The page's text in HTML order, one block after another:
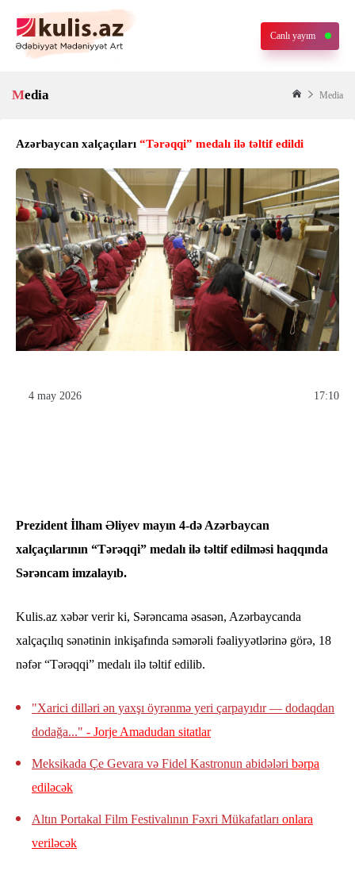
Canlı yayım
Media Media
Azərbaycan xalçaçıları “Tərəqqi” medalı ilə təltif edildi
4 may 2026 17:10
Prezident İlham Əliyev mayın 4-də Azərbaycan
xalçaçılarının “Tərəqqi” medalı ilə təltif edilməsi haqqında
Sərəncam imzalayıb.
Kulis.az xəbər verir ki, Sərəncama əsasən, Azərbaycanda
xalçaçılıq sənətinin inkişafında səmərəli fəaliyyətlərinə görə, 18
nəfər “Tərəqqi” medalı ilə təltif edilib.
"Xarici dilləri ən yaxşı öyrənmə yeri çarpayıdır — dodaqdan
dodağa..." - Jorje Amadudan sitatlar
Meksikada Çe Gevara və Fidel Kastronun abidələri bərpa
ediləcək
Altın Portakal Film Festivalının Fəxri Mükafatları onlara
veriləcək